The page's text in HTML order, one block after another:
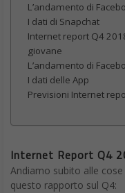
L’andamento di
I dati di Snapchat
Internet report Q4
giovane
L’andamento di
I dati delle App
Previsioni Internet
Internet Report Q4
Andiamo subito alle
questo rapporto sul Q4: